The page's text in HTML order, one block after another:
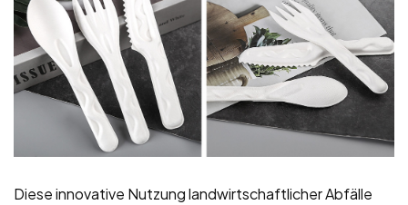
Diese innovative Nutzung landwirtschaftlicher Abfälle